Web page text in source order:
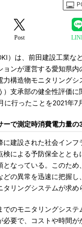
Post
）は、前田建設工業な
ョンが運営する愛知県内
力構造物モニタリング
）支承部の健全性評価に
に行ったことを2021年7
ーで測定時消費電力量
建設された社会インフ
検による予防保全ととも
となっている。このた
どの異常を迅速に把握
リングシステムが求め
のモニタリングシステ
必要で、コストや時間が